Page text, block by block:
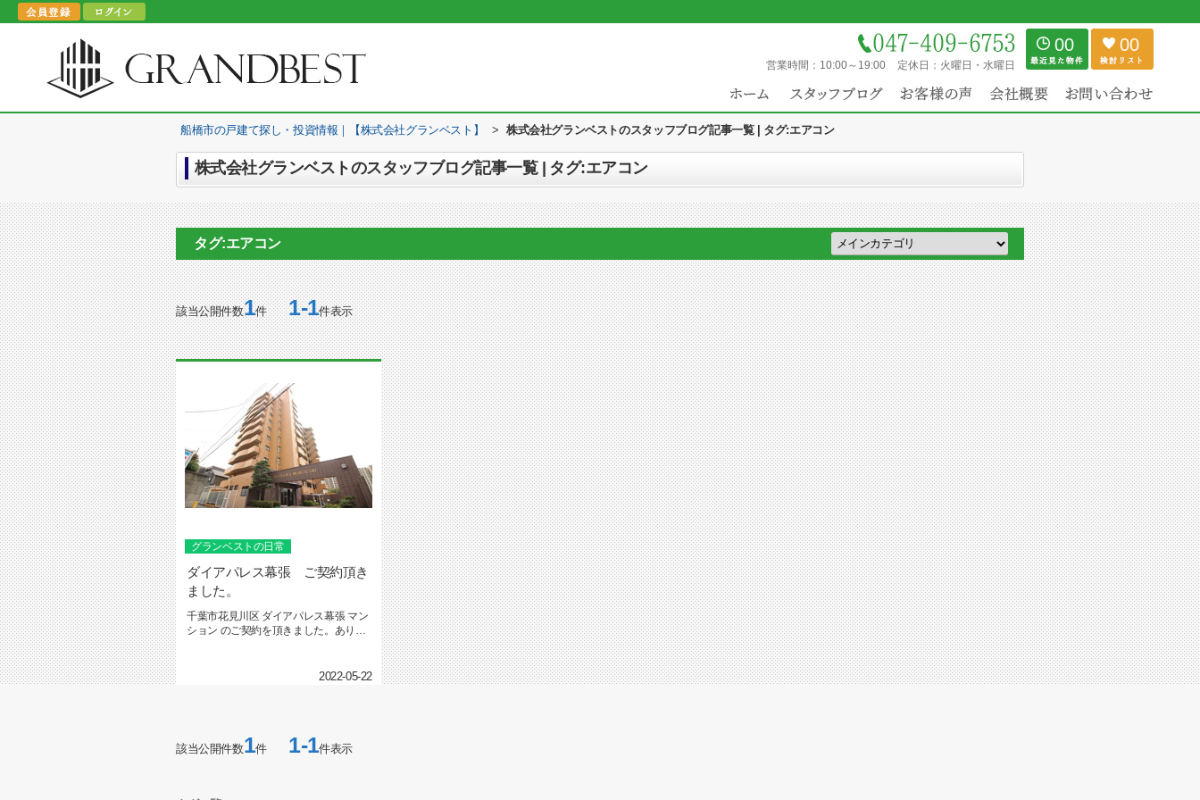
営業時間： 10:00～19:00 定休日： 火曜日・水曜日
00 00
船橋市の戸建て探し・投資情報｜【株式会社グランベスト】 > 株式会社グランベストのスタッフブログ記事一覧 | タグ:エアコン
株式会社グランベストのスタッフブログ記事一覧 | タグ:エアコン
タグ:エアコン
該当公開件数1件1-1件表示
グランベストの日常
ダイアパレス幕張 ご契約頂き
ました。
千葉市花見川区 ダイアパレス幕張 マン
ション のご契約を頂きました。ありが
2022-05-22
該当公開件数1件1-1件表示